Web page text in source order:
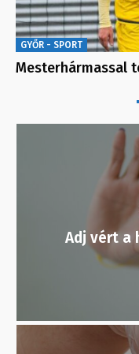
GYŐR - SPORT
Mesterhármassal
Adj vért a